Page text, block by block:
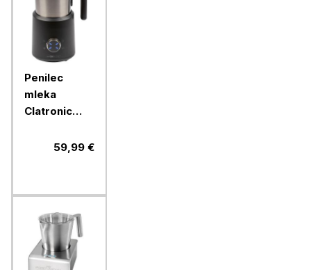
Penilec
mleka
Clatronic
59,99 €